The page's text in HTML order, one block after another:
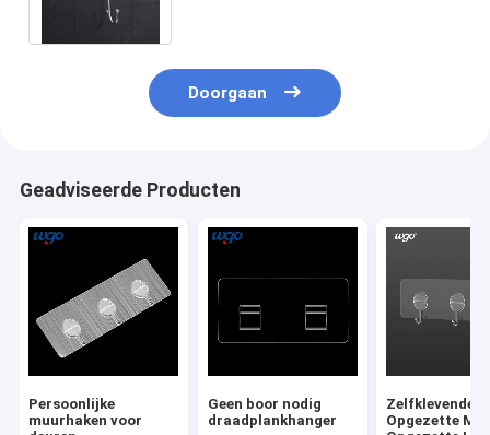
Doorgaan
Geadviseerde Producten
Persoonlijke
muurhaken voor
Geen boor nodig
draadplankhanger
Zelfklevende
Opgezette